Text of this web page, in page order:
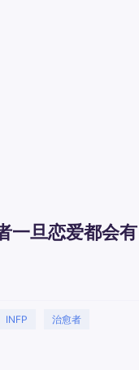
一旦恋爱都会有
INFP
治愈者